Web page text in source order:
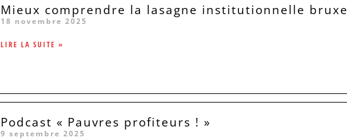
Mieux comprendre la lasagne institutionnelle
18 novembre 2025
LIRE LA SUITE »
Podcast « Pauvres profiteurs ! »
9 septembre 2025